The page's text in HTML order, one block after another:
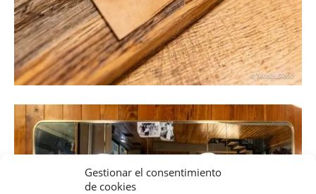
Gestionar el consentimiento
de cookies